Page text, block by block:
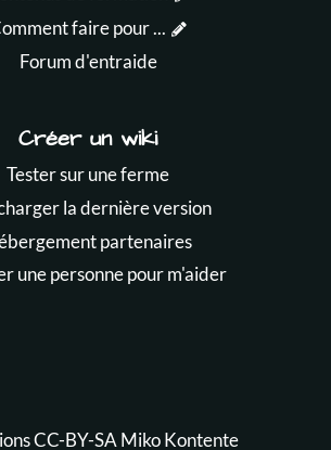
faire pour ...
Forum d'entraide
Créer un wiki
Tester sur une ferme
la dernière version
partenaires
une personne pour m'aider
CC-BY-SAMiko Kontente